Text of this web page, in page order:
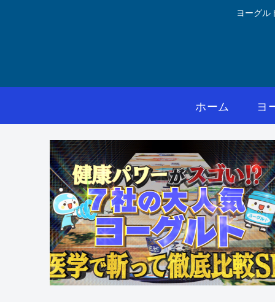
ヨーグル
ホーム ヨ